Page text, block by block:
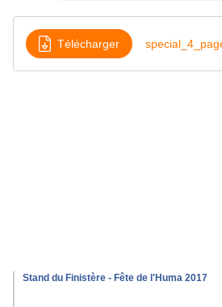
Télécharger
Stand du Finistère - Fête de l'Huma 2017